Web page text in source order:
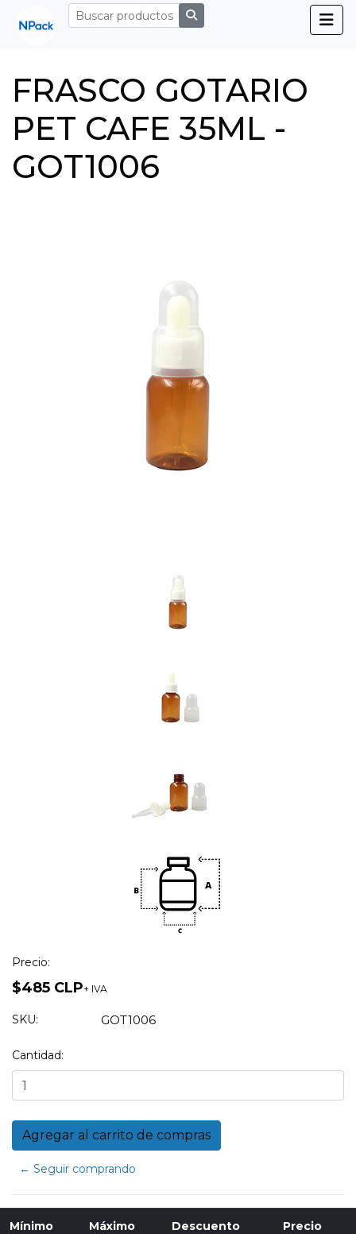
FRASCO GOTARIO
PET CAFE 35ML -
GOT1006
Precio:
$485 CLP+ IVA
SKU: GOT1006
Cantidad:
← Seguir comprando
Mínimo Máximo Descuento Precio